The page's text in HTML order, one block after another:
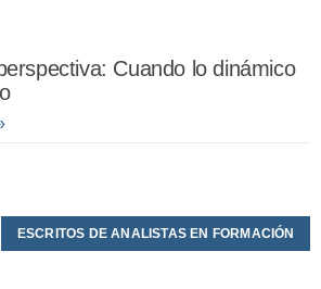
Cuando lo dinámico
ESCRITOS DE ANALISTAS EN FORMACIÓN